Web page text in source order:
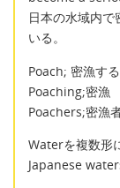
日本の水域内
いる。
Poach; 密漁する
Poaching;密漁
Poachers;密漁
Waterを複数形
Japanese